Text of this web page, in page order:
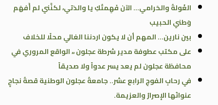
الغُولةُ والحَرامي… الآن فَهِمتُكِ يا والدَتي، لكنَّني لم أَفهَم
وَطني الحبيب
بين نارين… المهم أن لا يكون اردننا الغالي محلًا للخلاف
على مكتب عطوفة مدير شرطة عجلون ،، الواقع المروري في
محافظة عجلون لم يعد يسر عدواً ولا صديقاً
في رحابِ الفوجِ الرابع عشر.. جامعةُ عجلون الوطنية قصةُ نجاحٍ
عنوانُها الإصرارُ والعزيمة.